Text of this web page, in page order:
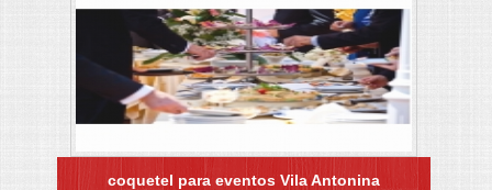
coquetel para eventos Vila Antonina